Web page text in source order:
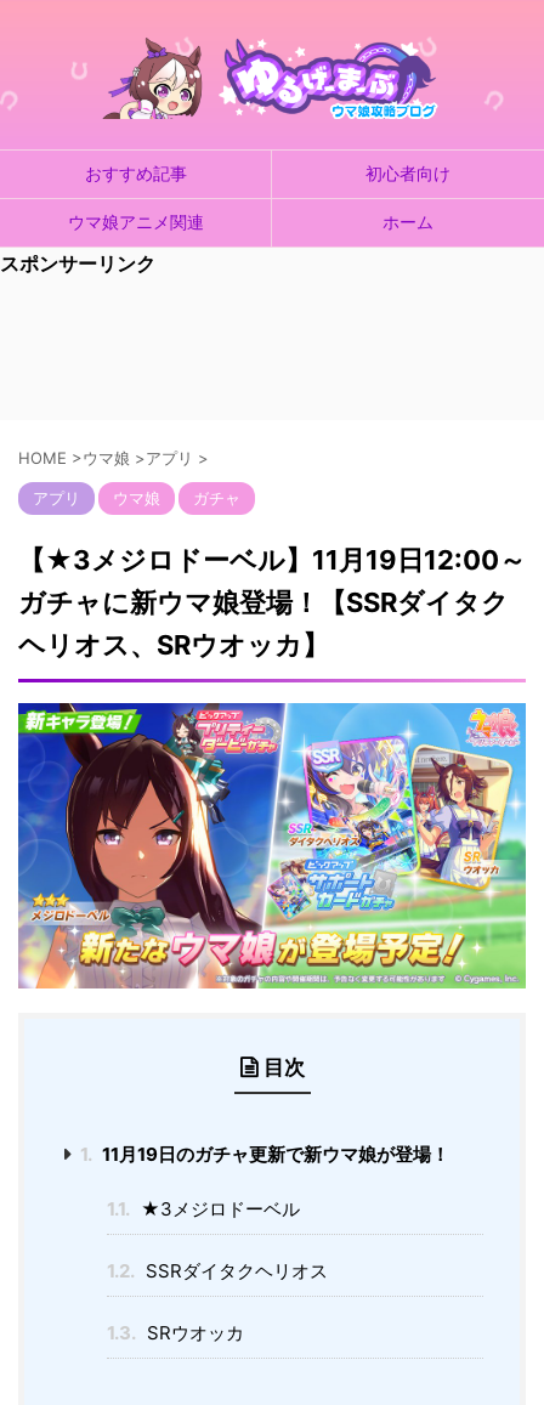
おすすめ記事 初心者向け
ウマ娘アニメ関連 ホーム
スポンサーリンク
HOME >ウマ娘 >アプリ >
アプリ ウマ娘 ガチャ
【★3メジロドーベル】11月19日12:00～
ガチャに新ウマ娘登場！【SSRダイタク
ヘリオス、SRウオッカ】
目次
1. 11月19日のガチャ更新で新ウマ娘が登場！
1.1. ★3メジロドーベル
1.2. SSRダイタクヘリオス
1.3. SRウオッカ